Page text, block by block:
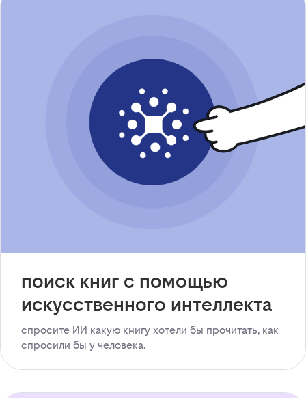
поиск книг с помощью
искусственного интеллекта
спросите ИИ какую книгу хотели бы прочитать, как
спросили бы у человека.